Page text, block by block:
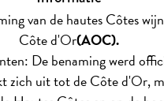
van de hautes Côtes
Côte d'Or(AOC).
De benaming werd
zich uit tot de Côte d'Or,